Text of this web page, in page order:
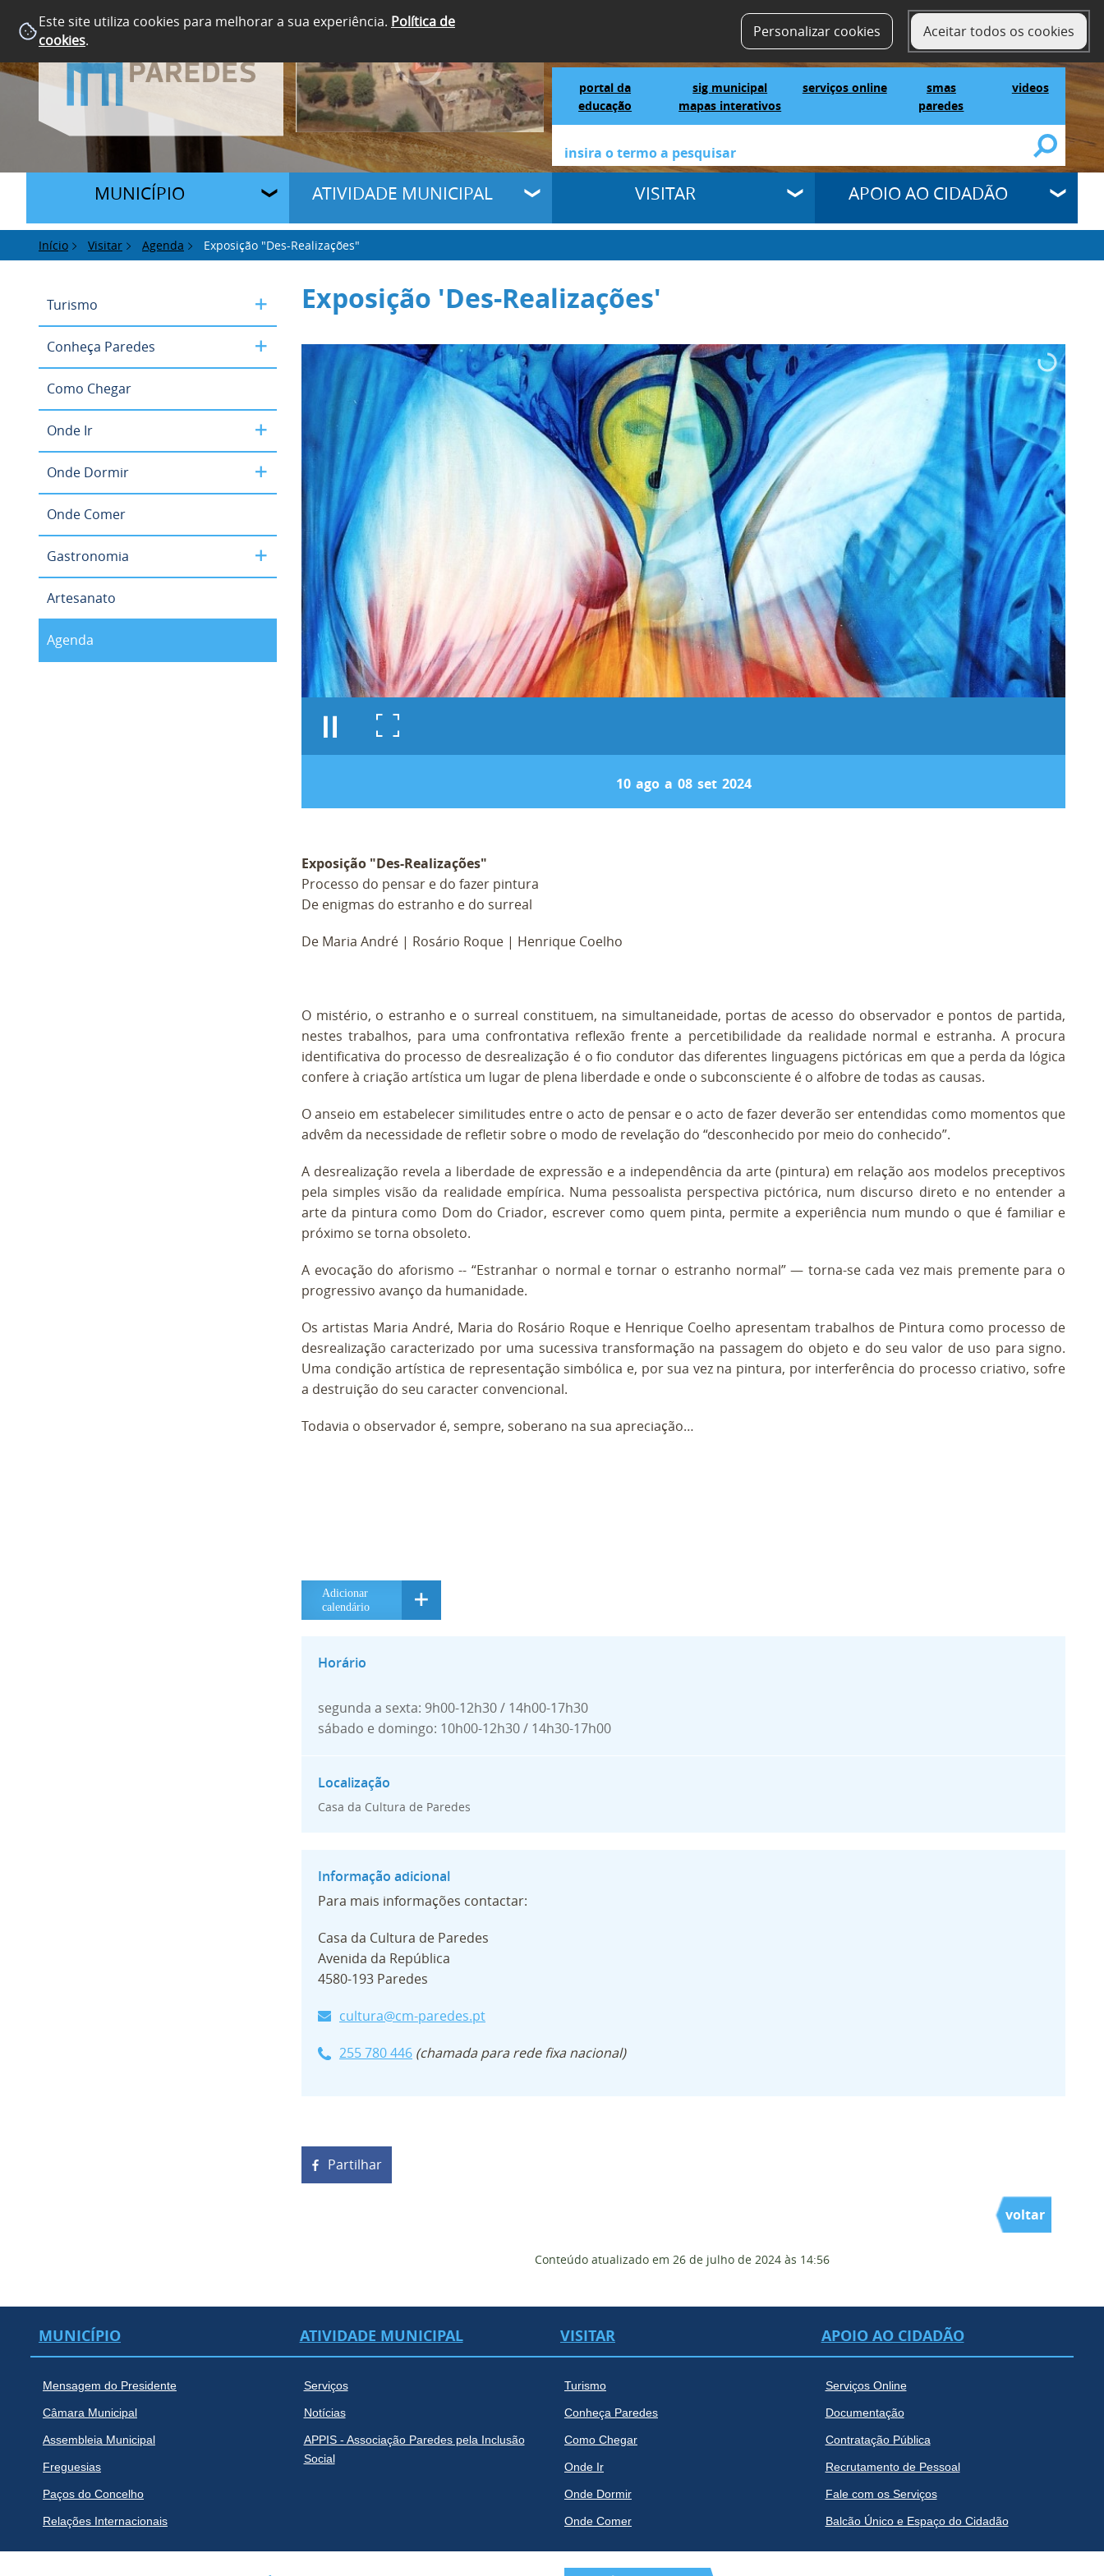
Este site utiliza cookies para melhorar a sua experiência. Política de
cookies. Personalizar cookies Aceitar todos os cookies
contactos SELECT LANGUAGE▼
portal da
educação
sig municipal
mapas interativos
serviços online
smas
paredes
videos
videos
MUNICÍPIO ATIVIDADE MUNICIPAL VISITAR APOIO AO CIDADÃO
Início Visitar Agenda Exposição "Des-Realizações"
Turismo
Conheça Paredes
Como Chegar
Onde Ir
Onde Dormir
Onde Comer
Gastronomia
Artesanato
Agenda
Exposição 'Des-Realizações'
10 ago a 08 set 2024
Exposição "Des-Realizações"
Processo do pensar e do fazer pintura
De enigmas do estranho e do surreal
De Maria André | Rosário Roque | Henrique Coelho
O mistério, o estranho e o surreal constituem, na simultaneidade, portas de acesso do observador e pontos de partida,
nestes trabalhos, para uma confrontativa reflexão frente a percetibilidade da realidade normal e estranha. A procura
identificativa do processo de desrealização é o fio condutor das diferentes linguagens pictóricas em que a perda da lógica
confere à criação artística um lugar de plena liberdade e onde o subconsciente é o alfobre de todas as causas.
O anseio em estabelecer similitudes entre o acto de pensar e o acto de fazer deverão ser entendidas como momentos que
advêm da necessidade de refletir sobre o modo de revelação do “desconhecido por meio do conhecido”.
A desrealização revela a liberdade de expressão e a independência da arte (pintura) em relação aos modelos preceptivos
pela simples visão da realidade empírica. Numa pessoalista perspectiva pictórica, num discurso direto e no entender a
arte da pintura como Dom do Criador, escrever como quem pinta, permite a experiência num mundo o que é familiar e
próximo se torna obsoleto.
A evocação do aforismo -- “Estranhar o normal e tornar o estranho normal” — torna-se cada vez mais premente para o
progressivo avanço da humanidade.
Os artistas Maria André, Maria do Rosário Roque e Henrique Coelho apresentam trabalhos de Pintura como processo de
desrealização caracterizado por uma sucessiva transformação na passagem do objeto e do seu valor de uso para signo.
Uma condição artística de representação simbólica e, por sua vez na pintura, por interferência do processo criativo, sofre
a destruição do seu caracter convencional.
Todavia o observador é, sempre, soberano na sua apreciação…
Adicionar a
calendário
segunda a sexta: 9h00-12h30 / 14h00-17h30
sábado e domingo: 10h00-12h30 / 14h30-17h00
Casa da Cultura de Paredes
Para mais informações contactar:
Casa da Cultura de Paredes
Avenida da República
4580-193 Paredes
cultura@cm-paredes.pt
255 780 446 (chamada para rede fixa nacional)
Partilhar
voltar
Conteúdo atualizado em 26 de julho de 2024 às 14:56
MUNICÍPIO
Mensagem do Presidente
Câmara Municipal
Assembleia Municipal
Freguesias
Paços do Concelho
Relações Internacionais
ATIVIDADE MUNICIPAL
Serviços
Notícias
APPIS - Associação Paredes pela Inclusão
Social
VISITAR
Turismo
Conheça Paredes
Como Chegar
Onde Ir
Onde Dormir
Onde Comer
APOIO AO CIDADÃO
Serviços Online
Documentação
Contratação Pública
Recrutamento de Pessoal
Fale com os Serviços
Balcão Único e Espaço do Cidadão